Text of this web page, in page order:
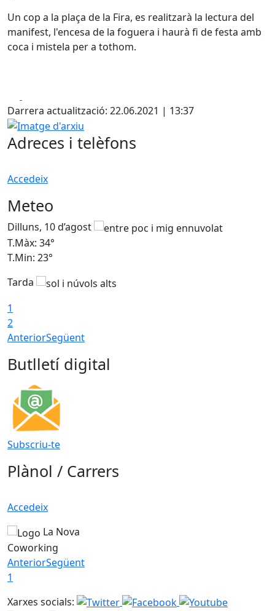
Un cop a la plaça de la Fira, es realitzarà la lectura del
manifest, l'encesa de la foguera i haurà fi de festa amb
coca i mistela per a tothom.
Darrera actualització: 22.06.2021 | 13:37
Imatge d'arxiu
Adreces i telèfons
Accedeix
Meteo
Dilluns, 10 d’agost
T.Màx: 34°
T.Min: 23°
Tarda
1
2
AnteriorSegüent
Butlletí digital
Subscriu-te
Plànol / Carrers
Accedeix
La Nova
Coworking
AnteriorSegüent
1
Xarxes socials: